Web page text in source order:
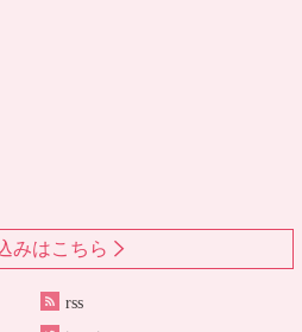
みはこちら
rss